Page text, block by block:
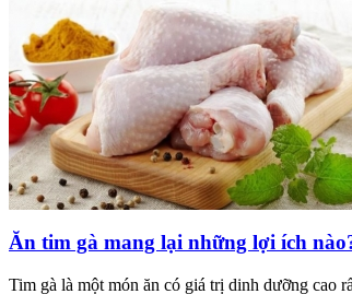
Ăn tim gà mang lại những lợi ích
Tim gà là một món ăn có giá trị dinh dưỡng cao